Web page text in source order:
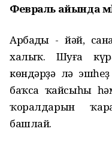
Февраль айында
Арбаңды - йәй,
халыҡ. Шуға
көндәрҙә лә
баҡса ҡайсыһы
ҡоралдарын
башлай.